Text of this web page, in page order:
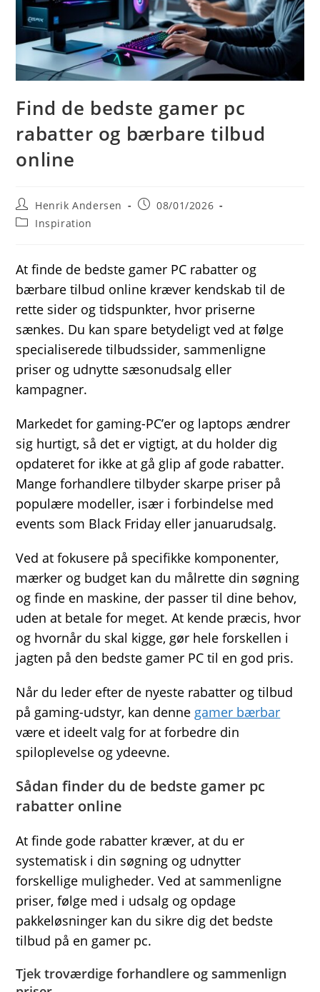
Find de bedste gamer pc
rabatter og bærbare tilbud
online
Post
author:
Henrik Andersen
Post08/01/2026
PostInspiration
At finde de bedste gamer PC rabatter og
bærbare tilbud online kræver kendskab til de
rette sider og tidspunkter, hvor priserne
sænkes. Du kan spare betydeligt ved at følge
specialiserede tilbudssider, sammenligne
priser og udnytte sæsonudsalg eller
kampagner.
Markedet for gaming-PC’er og laptops ændrer
sig hurtigt, så det er vigtigt, at du holder dig
opdateret for ikke at gå glip af gode rabatter.
Mange forhandlere tilbyder skarpe priser på
populære modeller, især i forbindelse med
events som Black Friday eller januarudsalg.
Ved at fokusere på specifikke komponenter,
mærker og budget kan du målrette din søgning
og finde en maskine, der passer til dine behov,
uden at betale for meget. At kende præcis, hvor
og hvornår du skal kigge, gør hele forskellen i
jagten på den bedste gamer PC til en god pris.
Når du leder efter de nyeste rabatter og tilbud
på gaming-udstyr, kan denne gamer bærbar
være et ideelt valg for at forbedre din
spiloplevelse og ydeevne.
Sådan finder du de bedste gamer pc
rabatter online
At finde gode rabatter kræver, at du er
systematisk i din søgning og udnytter
forskellige muligheder. Ved at sammenligne
priser, følge med i udsalg og opdage
pakkeløsninger kan du sikre dig det bedste
tilbud på en gamer pc.
Tjek troværdige forhandlere og sammenlign